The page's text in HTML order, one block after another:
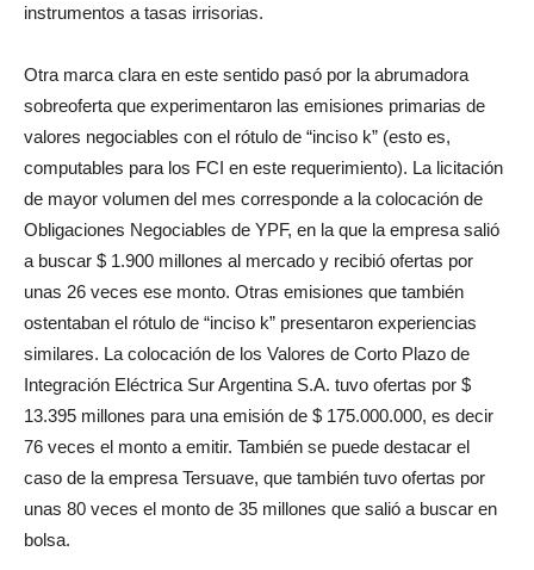
instrumentos a tasas irrisorias.
Otra marca clara en este sentido pasó por la abrumadora
sobreoferta que experimentaron las emisiones primarias de
valores negociables con el rótulo de “inciso k” (esto es,
computables para los FCI en este requerimiento). La licitación
de mayor volumen del mes corresponde a la colocación de
Obligaciones Negociables de YPF, en la que la empresa salió
a buscar $ 1.900 millones al mercado y recibió ofertas por
unas 26 veces ese monto. Otras emisiones que también
ostentaban el rótulo de “inciso k” presentaron experiencias
similares. La colocación de los Valores de Corto Plazo de
Integración Eléctrica Sur Argentina S.A. tuvo ofertas por $
13.395 millones para una emisión de $ 175.000.000, es decir
76 veces el monto a emitir. También se puede destacar el
caso de la empresa Tersuave, que también tuvo ofertas por
unas 80 veces el monto de 35 millones que salió a buscar en
bolsa.